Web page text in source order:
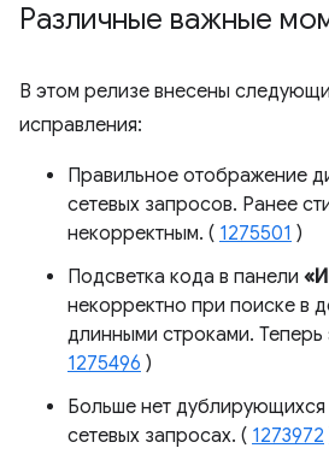
Различные важные
В этом релизе внесены
исправления:
Правильное отображение
сетевых запросов. Ранее
некорректным. ( 1275501 )
Подсветка кода в панели
некорректно при поиске в
длинными строками. Теперь
1275496 )
Больше нет дублирующихся
сетевых запросах. ( 1273972